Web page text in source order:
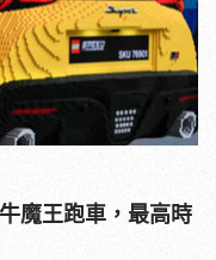
魔王跑車，最高時